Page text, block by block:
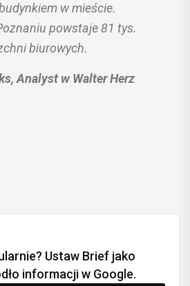
w mieście.
powstaje 81 tys.
biurowych.
Analyst w Walter Herz
Ustaw Brief jako
informacji w Google.